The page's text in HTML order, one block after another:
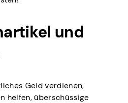
und
Geld verdienen,
helfen, überschüssige